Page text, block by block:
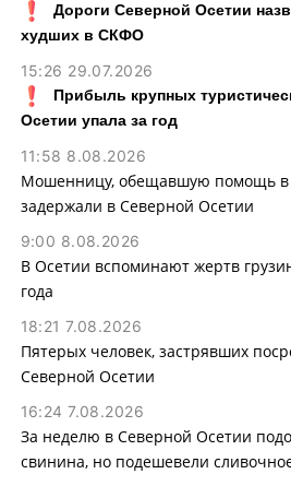
Дороги Северной Осетии
худших в СКФО
15:26 29.07.2026
Прибыль крупных
Осетии упала за год
11:58 8.08.2026
Мошенницу, обещавшую помощь в
задержали в Северной Осетии
9:00 8.08.2026
В Осетии вспоминают жертв
года
18:21 7.08.2026
Пятерых человек, застрявших
Северной Осетии
16:24 7.08.2026
За неделю в Северной Осетии
свинина, но подешевели